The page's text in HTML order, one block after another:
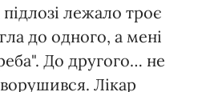
лежало троє
до одного, а мені
До другого… не
Лікар